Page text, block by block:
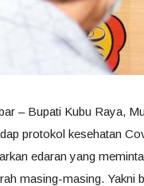
– Bupati Kubu Raya,
protokol kesehatan
edaran yang
masing-masing. Yakni